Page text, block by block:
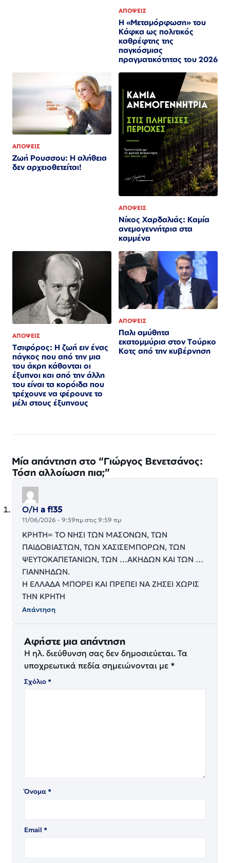
ΑΠΟΨΕΙΣ
Η «Μεταμόρφωση» του
Κάφκα ως πολιτικός
καθρέφτης της
παγκόσμιας
πραγματικότητας του 2026
ΑΠΟΨΕΙΣ
Ζωή Ρουσσου: Η αλήθεια
δεν αρχειοθετείται!
ΑΠΟΨΕΙΣ
Νίκος Χαρδαλιάς: Καμία
ανεμογεννήτρια στα
καμμένα
ΑΠΟΨΕΙΣ
Τσιφόρος: Η ζωή ειν ένας
πάγκος που από την μια
του άκρη κάθονται οι
έξυπνοι και από την άλλη
του είναι τα κορόιδα που
τρέχουνε να φέρουνε το
μέλι στους έξυπνους
ΑΠΟΨΕΙΣ
Παλι αμύθητα
εκατομμύρια στον Τούρκο
Κοτς από την κυβέρνηση
Μία απάντηση στο “Γιώργος Βενετσάνος:
Τόση αλλοίωση πια;”
Ο/Η a f!35
11/06/2026 - 9:59πμ στις 9:59 πμ
ΚΡΗΤΗ= ΤΟ ΝΗΣΙ ΤΩΝ ΜΑΣΟΝΩΝ, ΤΩΝ
ΠΑΙΔΟΒΙΑΣΤΩΝ, ΤΩΝ ΧΑΣΙΣΕΜΠΟΡΩΝ, ΤΩΝ
ΨΕΥΤΟΚΑΠΕΤΑΝΙΩΝ, ΤΩΝ …ΑΚΗΔΩΝ ΚΑΙ ΤΩΝ …
ΓΙΑΝΝΗΔΩΝ.
Η ΕΛΛΑΔΑ ΜΠΟΡΕΙ ΚΑΙ ΠΡΕΠΕΙ ΝΑ ΖΗΣΕΙ ΧΩΡΙΣ
ΤΗΝ ΚΡΗΤΗ
Απάντηση
Αφήστε μια απάντηση
Η ηλ. διεύθυνση σας δεν δημοσιεύεται. Τα
υποχρεωτικά πεδία σημειώνονται με *
Σχόλιο*
Όνομα*
Email *